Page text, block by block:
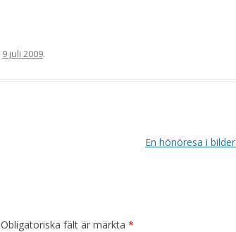
9 juli 2009.
En hönöresa i bilder
Obligatoriska fält är märkta *